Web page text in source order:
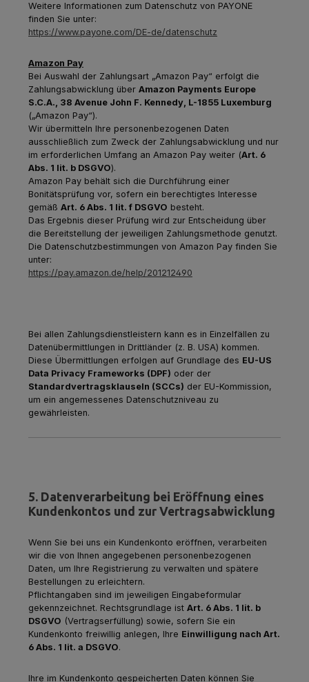
Weitere Informationen zum Datenschutz von PAYONE
finden Sie unter:
https://www.payone.com/DE-de/datenschutz
Amazon Pay
Bei Auswahl der Zahlungsart „Amazon Pay“ erfolgt die
Zahlungsabwicklung über Amazon Payments Europe
S.C.A., 38 Avenue John F. Kennedy, L-1855 Luxemburg
(„Amazon Pay“).
Wir übermitteln Ihre personenbezogenen Daten
ausschließlich zum Zweck der Zahlungsabwicklung und nur
im erforderlichen Umfang an Amazon Pay weiter (Art. 6
Abs. 1 lit. b DSGVO).
Amazon Pay behält sich die Durchführung einer
Bonitätsprüfung vor, sofern ein berechtigtes Interesse
gemäß Art. 6 Abs. 1 lit. f DSGVO besteht.
Das Ergebnis dieser Prüfung wird zur Entscheidung über
die Bereitstellung der jeweiligen Zahlungsmethode genutzt.
Die Datenschutzbestimmungen von Amazon Pay finden Sie
unter:
https://pay.amazon.de/help/201212490
Bei allen Zahlungsdienstleistern kann es in Einzelfällen zu
Datenübermittlungen in Drittländer (z. B. USA) kommen.
Diese Übermittlungen erfolgen auf Grundlage des EU-US
Data Privacy Frameworks (DPF) oder der
Standardvertragsklauseln (SCCs) der EU-Kommission,
um ein angemessenes Datenschutzniveau zu
gewährleisten.
5. Datenverarbeitung bei Eröffnung eines
Kundenkontos und zur Vertragsabwicklung
Wenn Sie bei uns ein Kundenkonto eröffnen, verarbeiten
wir die von Ihnen angegebenen personenbezogenen
Daten, um Ihre Registrierung zu verwalten und spätere
Bestellungen zu erleichtern.
Pflichtangaben sind im jeweiligen Eingabeformular
gekennzeichnet. Rechtsgrundlage ist Art. 6 Abs. 1 lit. b
DSGVO (Vertragserfüllung) sowie, sofern Sie ein
Kundenkonto freiwillig anlegen, Ihre Einwilligung nach Art.
6 Abs. 1 lit. a DSGVO.
Ihre im Kundenkonto gespeicherten Daten können Sie